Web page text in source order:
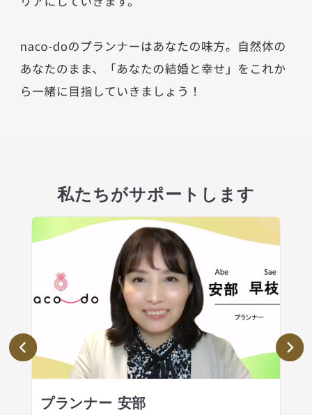
私たちがサポートします
プランナー 安部